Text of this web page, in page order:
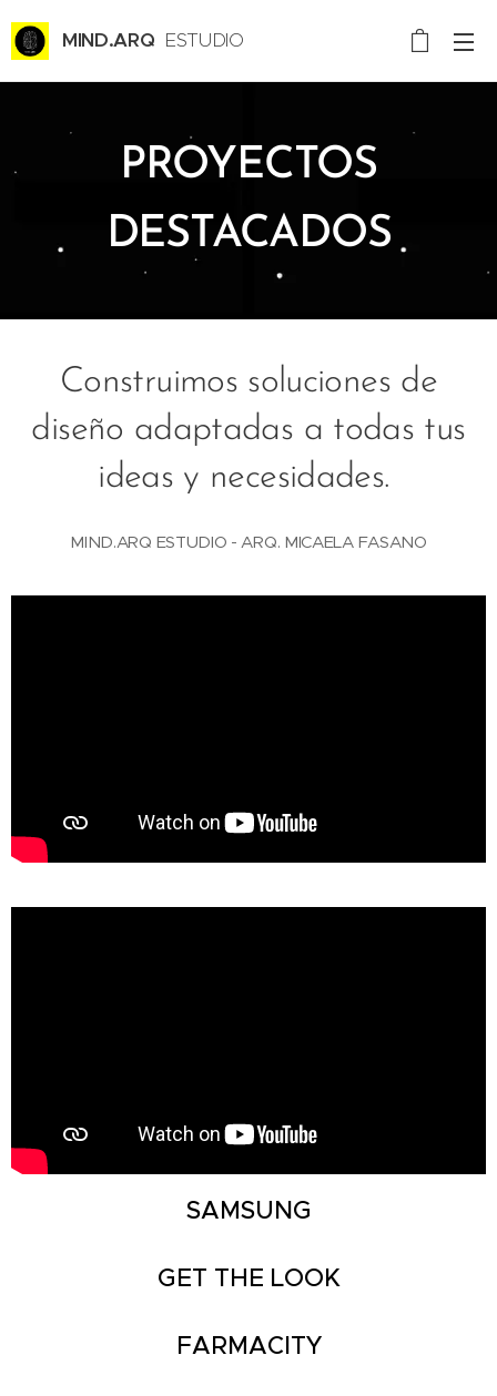
MIND.ARQ ESTUDIO
PROYECTOS
DESTACADOS
Construimos soluciones de
diseño adaptadas a todas tus
ideas y necesidades.
MIND.ARQ ESTUDIO - ARQ. MICAELA FASANO
SAMSUNG
GET THE LOOK
FARMACITY